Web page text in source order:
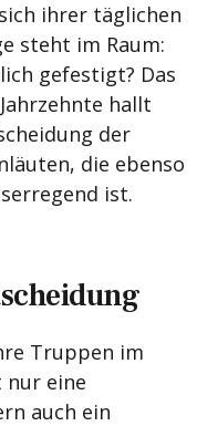
ihrer täglichen
steht im Raum:
gefestigt? Das
hallt
der
die ebenso
ist.
Truppen im
nur eine
auch ein